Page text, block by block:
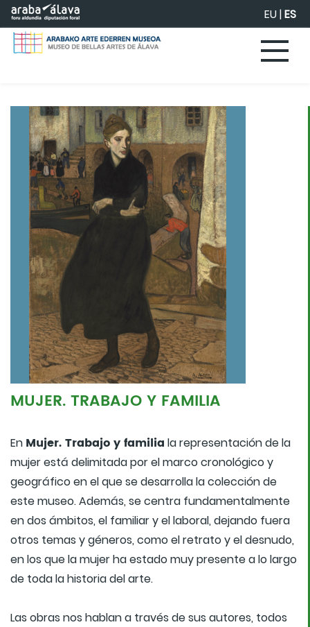
Saltar al contenido principal EU|ES
MUJER. TRABAJO Y FAMILIA
En Mujer. Trabajo y familia la representación de la
mujer está delimitada por el marco cronológico y
geográfico en el que se desarrolla la colección de
este museo. Además, se centra fundamentalmente
en dos ámbitos, el familiar y el laboral, dejando fuera
otros temas y géneros, como el retrato y el desnudo,
en los que la mujer ha estado muy presente a lo largo
de toda la historia del arte.
Las obras nos hablan a través de sus autores, todos